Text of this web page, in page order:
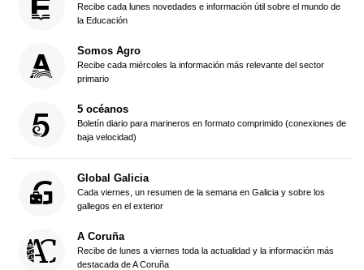
Recibe cada lunes novedades e información útil sobre el mundo de
la Educación
Somos Agro
Recibe cada miércoles la información más relevante del sector
primario
5 océanos
Boletín diario para marineros en formato comprimido (conexiones de
baja velocidad)
Global Galicia
Cada viernes, un resumen de la semana en Galicia y sobre los
gallegos en el exterior
A Coruña
Recibe de lunes a viernes toda la actualidad y la información más
destacada de A Coruña